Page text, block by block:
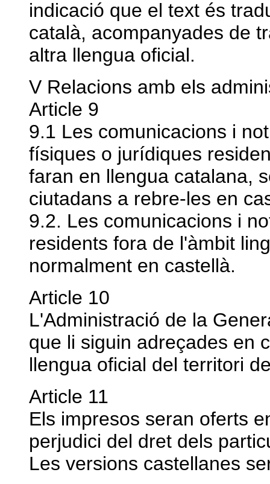
indicació que el text és
català, acompanyades de
altra llengua oficial.
V Relacions amb els
Article 9
9.1 Les comunicacions i
físiques o jurídiques
faran en llengua catalana,
ciutadans a rebre-les en
9.2. Les comunicacions i
residents fora de l'àmbit
normalment en castellà.
Article 10
L'Administració de la
que li siguin adreçades en
llengua oficial del territori
Article 11
Els impresos seran oferts
perjudici del dret dels
Les versions castellanes